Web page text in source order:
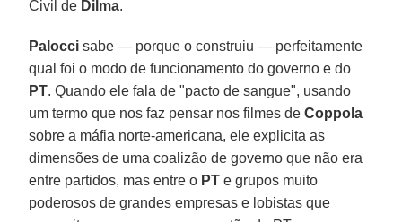
Civil de Dilma.
Palocci sabe — porque o construiu — perfeitamente
qual foi o modo de funcionamento do governo e do
PT. Quando ele fala de "pacto de sangue", usando
um termo que nos faz pensar nos filmes deCoppola
sobre a máfia norte-americana, ele explicita as
dimensões de uma coalizão de governo que não era
entre partidos, mas entre o PT e grupos muito
poderosos de grandes empresas e lobistas que